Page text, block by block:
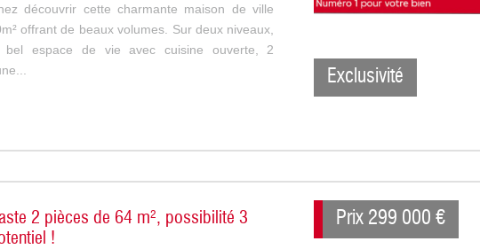
Exclusivité
découvrir cette charmante maison de ville
offrant de beaux volumes. Sur deux niveaux,
bel espace de vie avec cuisine ouverte, 2
Prix 299 000 €
2 pièces de 64 m², possibilité 3
!